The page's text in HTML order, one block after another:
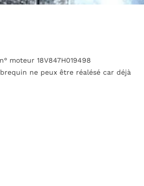
moteur 18V847H019498
ne peux être réalésé car déjà